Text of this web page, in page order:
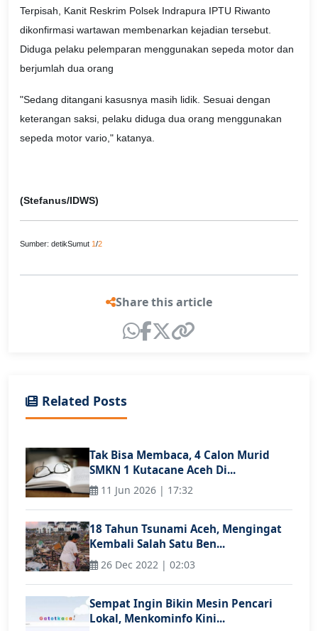
Terpisah, Kanit Reskrim Polsek Indrapura IPTU Riwanto
dikonfirmasi wartawan membenarkan kejadian tersebut.
Diduga pelaku pelemparan menggunakan sepeda motor dan
berjumlah dua orang
"Sedang ditangani kasusnya masih lidik. Sesuai dengan
keterangan saksi, pelaku diduga dua orang menggunakan
sepeda motor vario," katanya.
(Stefanus/IDWS)
Sumber: detikSumut 1 /2
Share this article
Related Posts
Tak Bisa Membaca, 4 Calon Murid
SMKN 1 Kutacane Aceh Di...
11 Jun 2026 | 17:32
18 Tahun Tsunami Aceh, Mengingat
Kembali Salah Satu Ben...
26 Dec 2022 | 02:03
Sempat Ingin Bikin Mesin Pencari
Lokal, Menkominfo Kini...